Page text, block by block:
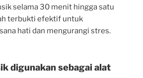
selama 30 menit hingga satu
terbukti efektif untuk
hati dan mengurangi stres.
digunakan sebagai alat